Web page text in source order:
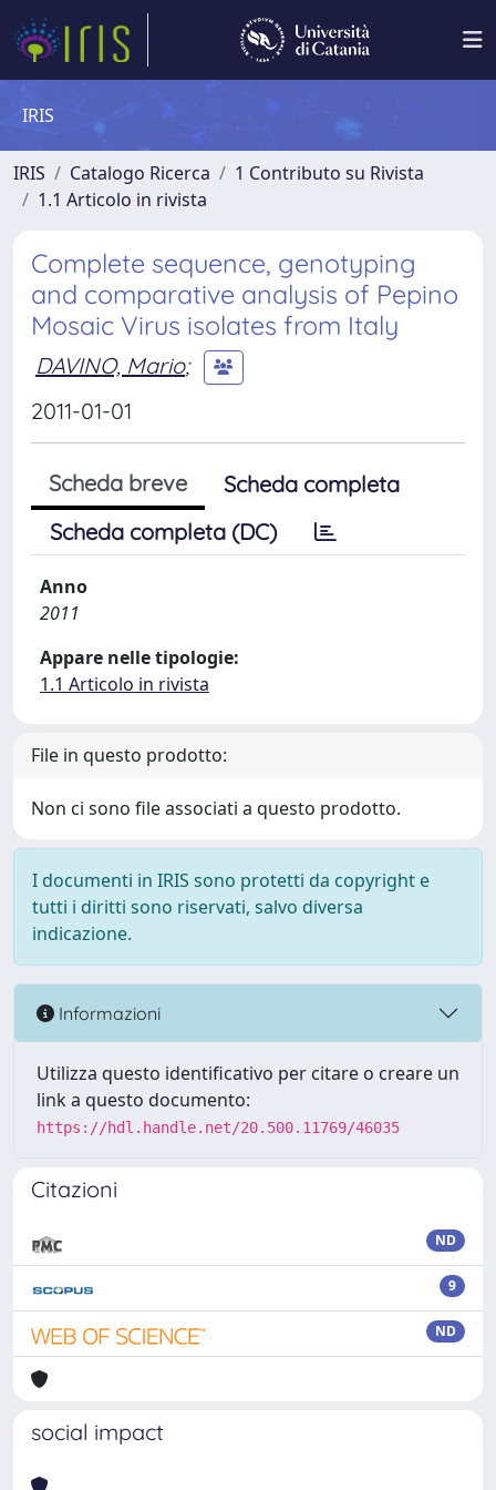
IRIS
IRIS Catalogo Ricerca
1 Contributo su Rivista
1.1 Articolo in rivista
Complete sequence, genotyping
and comparative analysis of Pepino
Mosaic Virus isolates from Italy
DAVINO, Mario;
2011-01-01
Scheda breve
Scheda completa
Scheda completa (DC)
Anno
2011
Appare nelle tipologie:
1.1 Articolo in rivista
File in questo prodotto:
Non ci sono file associati a questo prodotto.
I documenti in IRIS sono protetti da copyright e
tutti i diritti sono riservati, salvo diversa
indicazione.
Informazioni
Utilizza questo identificativo per citare o creare un
link a questo documento:
https://hdl.handle.net/20.500.11769/46035
Citazioni
ND
9
ND
social impact